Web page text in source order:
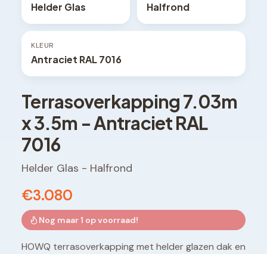
Helder Glas Halfrond
KLEUR
Antraciet RAL 7016
Terrasoverkapping7.03m
x3.5m -Antraciet RAL
7016
Helder Glas - Halfrond
€3.080
Nog maar1 op voorraad!
HOWQ terrasoverkapping met helder glazen dak en